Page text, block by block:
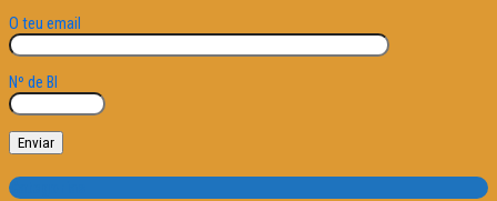
O teu email
Nº de BI
Categorias